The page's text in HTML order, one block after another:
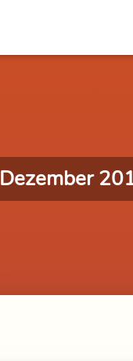
Dezember